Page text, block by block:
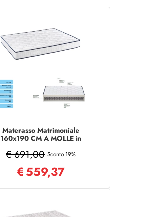
Materasso Matrimoniale
160x190 CM A MOLLE in
€ 691,00 Sconto 19%
€559,37